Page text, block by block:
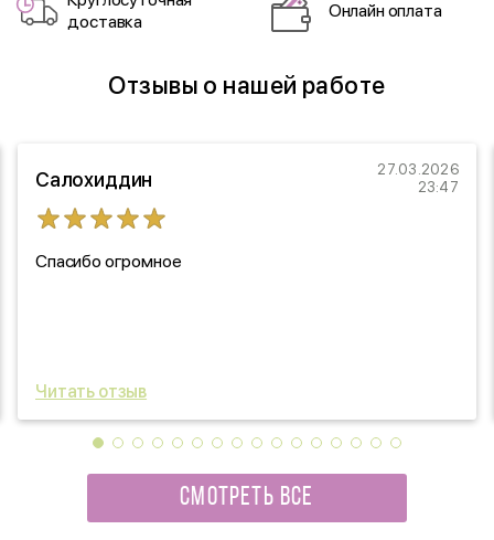
доставка
Онлайн оплата
Отзывы о нашей работе
Салохиддин
27.03.2026
23:47
Спасибо огромное
Читать отзыв
СМОТРЕТЬ ВСЕ